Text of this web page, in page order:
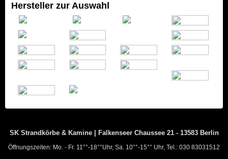
Hersteller zur Auswahl
SK Strandkörbe & Kamine | Falkenseer Chaussee 21 - 13583 Berlin
Öffnungszeiten: Mo. - Fr. 11°°-18°°Uhr, Sa. 10°°-15°° Uhr, Tel.: 030 83031512